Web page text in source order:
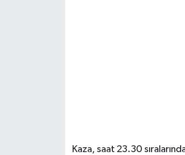
Kaza, saat 23.30